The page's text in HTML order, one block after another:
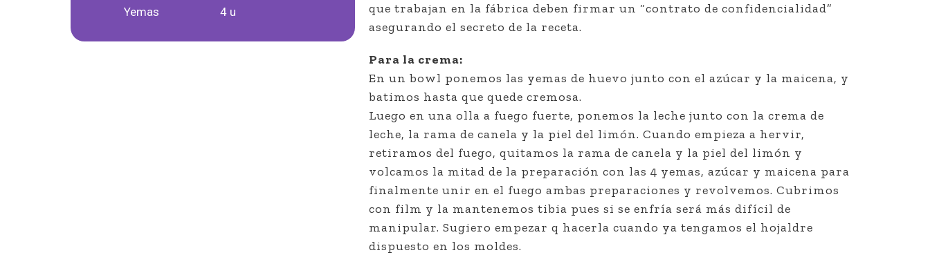
Yemas 4 u
que trabajan en la fábrica deben firmar un “contrato de confidencialidad”
asegurando el secreto de la receta.
Para la crema:
En un bowl ponemos las yemas de huevo junto con el azúcar y la maicena, y
batimos hasta que quede cremosa.
Luego en una olla a fuego fuerte, ponemos la leche junto con la crema de
leche, la rama de canela y la piel del limón. Cuando empieza a hervir,
retiramos del fuego, quitamos la rama de canela y la piel del limón y
volcamos la mitad de la preparación con las 4 yemas, azúcar y maicena para
finalmente unir en el fuego ambas preparaciones y revolvemos. Cubrimos
con film y la mantenemos tibia pues si se enfría será más difícil de
manipular. Sugiero empezar q hacerla cuando ya tengamos el hojaldre
dispuesto en los moldes.